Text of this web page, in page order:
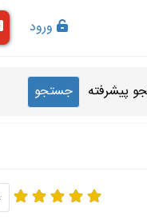
ورود
پیشرفته